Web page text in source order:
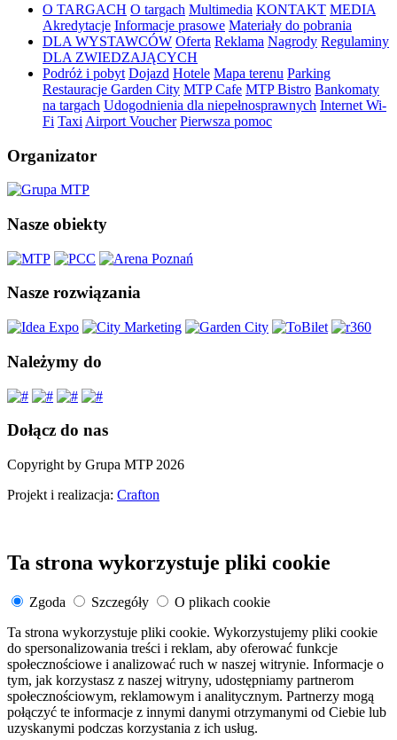
O TARGACH O targach Multimedia KONTAKT MEDIA
Akredytacje Informacje prasowe Materiały do pobrania
DLA WYSTAWCÓW Oferta Reklama Nagrody Regulaminy
DLA ZWIEDZAJĄCYCH
Podróż i pobyt Dojazd Hotele Mapa terenu Parking
Restauracje Garden City MTP Cafe MTP Bistro Bankomaty
na targach Udogodnienia dla niepełnosprawnych Internet Wi-
Fi Taxi Airport Voucher Pierwsza pomoc
Organizator
Nasze obiekty
Nasze rozwiązania
Należymy do
Dołącz do nas
Copyright by Grupa MTP 2026
Projekt i realizacja: Crafton
Ta strona wykorzystuje pliki cookie
Zgoda Szczegóły
O plikach cookie
Ta strona wykorzystuje pliki cookie. Wykorzystujemy pliki cookie
do spersonalizowania treści i reklam, aby oferować funkcje
społecznościowe i analizować ruch w naszej witrynie. Informacje o
tym, jak korzystasz z naszej witryny, udostępniamy partnerom
społecznościowym, reklamowym i analitycznym. Partnerzy mogą
połączyć te informacje z innymi danymi otrzymanymi od Ciebie lub
uzyskanymi podczas korzystania z ich usług.